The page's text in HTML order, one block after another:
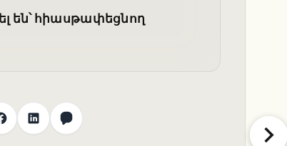
են՝ հիասթափեցնող